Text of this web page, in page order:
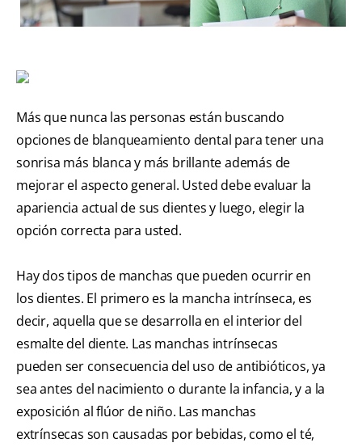
Más que nunca las personas están buscando
opciones de blanqueamiento dental para tener una
sonrisa más blanca y más brillante además de
mejorar el aspecto general. Usted debe evaluar la
apariencia actual de sus dientes y luego, elegir la
opción correcta para usted.
Hay dos tipos de manchas que pueden ocurrir en
los dientes. El primero es la mancha intrínseca, es
decir, aquella que se desarrolla en el interior del
esmalte del diente. Las manchas intrínsecas
pueden ser consecuencia del uso de antibióticos, ya
sea antes del nacimiento o durante la infancia, y a la
exposición al flúor de niño. Las manchas
extrínsecas son causadas por bebidas, como el té,